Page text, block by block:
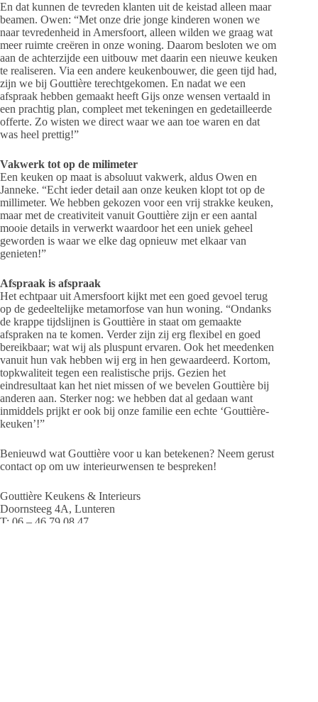
En dat kunnen de tevreden klanten uit de keistad alleen maar
beamen. Owen: “Met onze drie jonge kinderen wonen we
naar tevredenheid in Amersfoort, alleen wilden we graag wat
meer ruimte creëren in onze woning. Daarom besloten we om
aan de achterzijde een uitbouw met daarin een nieuwe keuken
te realiseren. Via een andere keukenbouwer, die geen tijd had,
zijn we bij Gouttière terechtgekomen. En nadat we een
afspraak hebben gemaakt heeft Gijs onze wensen vertaald in
een prachtig plan, compleet met tekeningen en gedetailleerde
offerte. Zo wisten we direct waar we aan toe waren en dat
was heel prettig!”
Vakwerk tot op de milimeter
Een keuken op maat is absoluut vakwerk, aldus Owen en
Janneke. “Echt ieder detail aan onze keuken klopt tot op de
millimeter. We hebben gekozen voor een vrij strakke keuken,
maar met de creativiteit vanuit Gouttière zijn er een aantal
mooie details in verwerkt waardoor het een uniek geheel
geworden is waar we elke dag opnieuw met elkaar van
genieten!”
Afspraak is afspraak
Het echtpaar uit Amersfoort kijkt met een goed gevoel terug
op de gedeeltelijke metamorfose van hun woning. “Ondanks
de krappe tijdslijnen is Gouttière in staat om gemaakte
afspraken na te komen. Verder zijn zij erg flexibel en goed
bereikbaar; wat wij als pluspunt ervaren. Ook het meedenken
vanuit hun vak hebben wij erg in hen gewaardeerd. Kortom,
topkwaliteit tegen een realistische prijs. Gezien het
eindresultaat kan het niet missen of we bevelen Gouttière bij
anderen aan. Sterker nog: we hebben dat al gedaan want
inmiddels prijkt er ook bij onze familie een echte ‘Gouttière-
keuken’!”
Benieuwd wat Gouttière voor u kan betekenen? Neem gerust
contact op om uw interieurwensen te bespreken!
Gouttière Keukens & Interieurs
Doornsteeg 4A, Lunteren
T: 06 – 46 79 08 47